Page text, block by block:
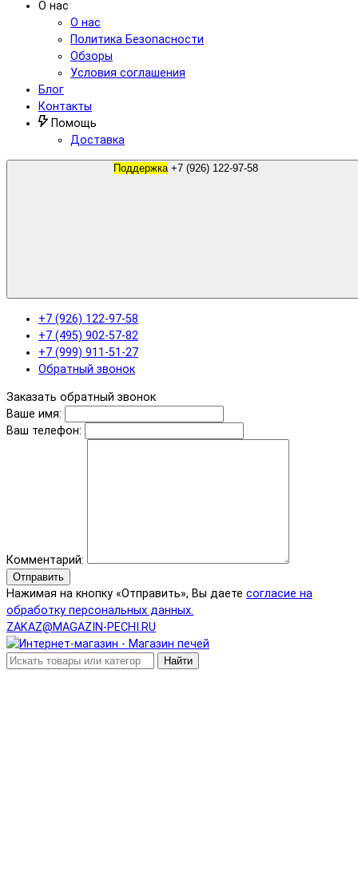
О нас
О нас
Политика Безопасности
Обзоры
Условия соглашения
Блог
Контакты
Помощь
Доставка
Поддержка +7 (926) 122-97-58
+7 (926) 122-97-58
+7 (495) 902-57-82
+7 (999) 911-51-27
Обратный звонок
Заказать обратный звонок
Ваше имя:
Ваш телефон:
Комментарий:
Отправить
Нажимая на кнопку «Отправить», Вы даете согласие на
обработку персональных данных.
ZAKAZ@MAGAZIN-PECHI.RU
Найти